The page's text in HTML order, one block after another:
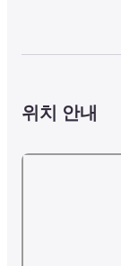
위치 안내